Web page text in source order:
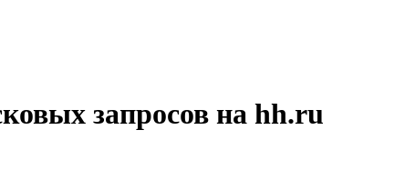
запросов на hh.ru